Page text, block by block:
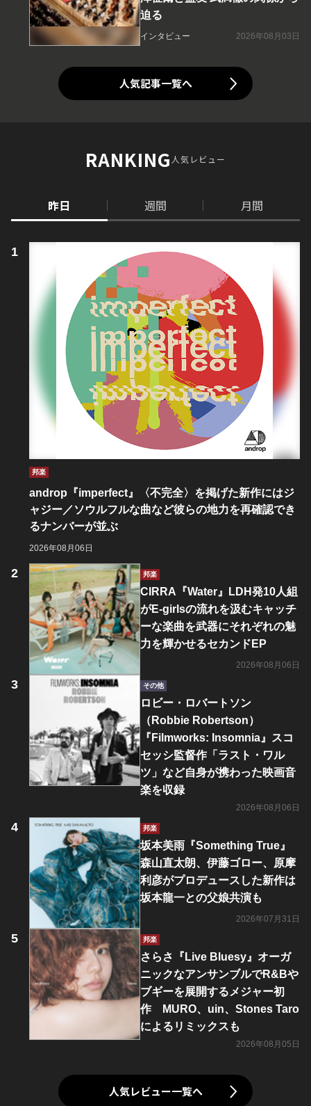
迫る
インタビュー 2026年08月03日
人気記事一覧へ
RANKING人気レビュー
昨日 週間 月間
邦楽
androp『imperfect』〈不完全〉を掲げた新作にはジ
ャジー／ソウルフルな曲など彼らの地力を再確認でき
るナンバーが並ぶ
2026年08月06日
邦楽
CIRRA『Water』LDH発10人組
がE-girlsの流れを汲むキャッチ
ーな楽曲を武器にそれぞれの魅
力を輝かせるセカンドEP
2026年08月06日
その他
ロビー・ロバートソン
（Robbie Robertson）
『Filmworks: Insomnia』スコ
セッシ監督作「ラスト・ワル
ツ」など自身が携わった映画音
楽を収録
2026年08月06日
邦楽
坂本美雨『Something True』
森山直太朗、伊藤ゴロー、原摩
利彦がプロデュースした新作は
坂本龍一との父娘共演も
2026年07月31日
邦楽
さらさ『Live Bluesy』オーガ
ニックなアンサンブルでR&Bや
ブギーを展開するメジャー初
作 MURO、uin、Stones Taro
によるリミックスも
2026年08月05日
人気レビュー一覧へ